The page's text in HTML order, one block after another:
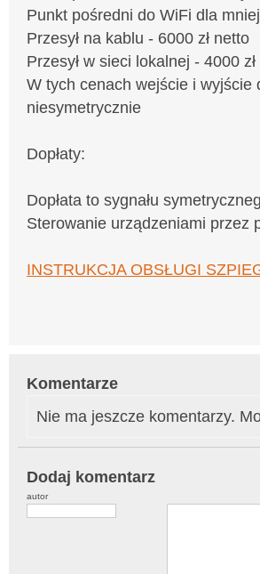
Punkt pośredni do WiFi dla
Przesył na kablu - 6000 zł netto
Przesył w sieci lokalnej - 4000
W tych cenach wejście i
niesymetrycznie
Dopłaty:
Dopłata to sygnału
Sterowanie urządzeniami przez
INSTRUKCJA OBSŁUGI
Komentarze
Nie ma jeszcze komentarzy.
Dodaj komentarz
autor